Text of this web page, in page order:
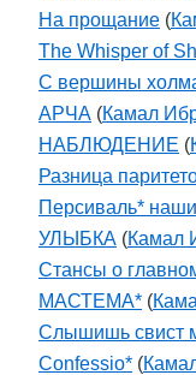
На прощание (
The Whisper of
С вершины
АРЧА (Камал
НАБЛЮДЕНИЕ (
Разница
Персиваль*
УЛЫБКА (Камал
Стансы о
МАСТЕМА* (
Слышишь свист
Confessio* (